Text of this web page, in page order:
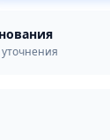
уточнения